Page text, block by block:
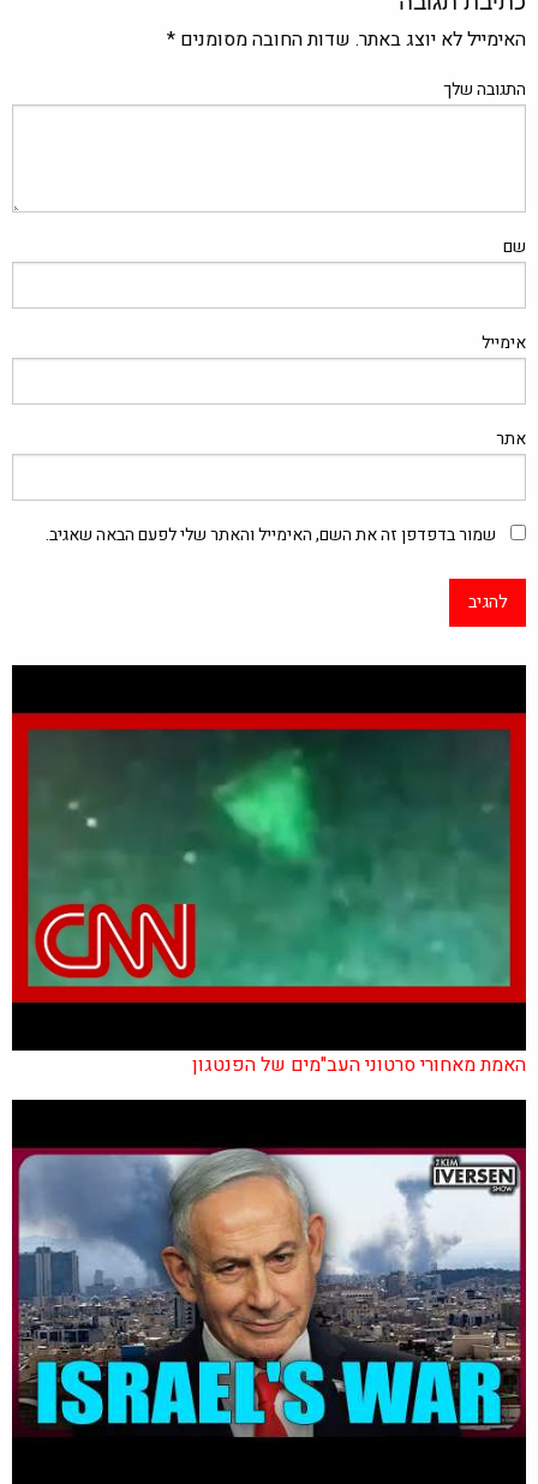
האימייל לא יוצג באתר. שדות החובה מסומנים *
התגובה שלך
שם
אימייל
אתר
שמור בדפדפן זה את השם, האימייל והאתר שלי לפעם הבאה שאגיב.
האמת מאחורי סרטוני העב"מים של הפנטגון